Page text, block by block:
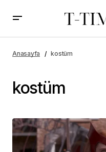
Anasayfa kostüm
kostüm